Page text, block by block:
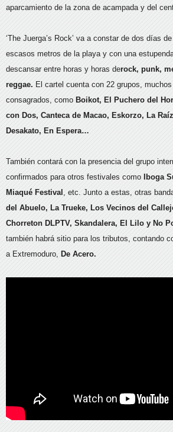
aparcamiento de la zona de acampada y del
‘The Juerga’s Rock’ va a constar de dos días
escasos metros de la playa y con una
descansar entre horas y horas derock, punk,
reggae. El cartel cuenta con 22 grupos,
consagrados, como Boikot, El Puchero del
con Dos, Canteca de Macao, Eskorzo, La
Desakato, En Espera…
También contará con la presencia del grupo
confirmados para otros festivales como
Iboga
Miaqué Festival , etc. Junto a estas, otras
del Abuelo, La Trueke, Los Vecinos del
Chorreton DLPTV, Skandalera, El Lilo y No
también habrá sitio para los tributos, contando
a Extremoduro, De Acero.